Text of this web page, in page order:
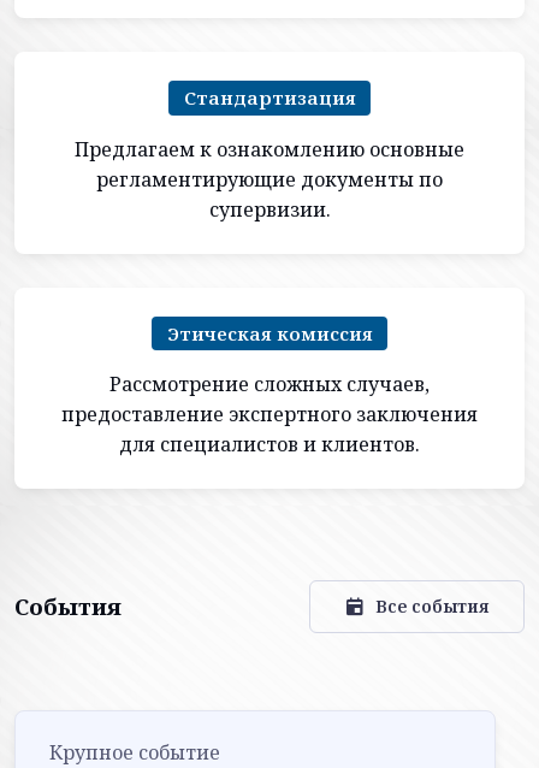
Cтандартизация
Предлагаем к ознакомлению основные
регламентирующие документы по
супервизии.
Этическая комиссия
Рассмотрение сложных случаев,
предоставление экспертного заключения
для специалистов и клиентов.
События Все события
Крупное событие